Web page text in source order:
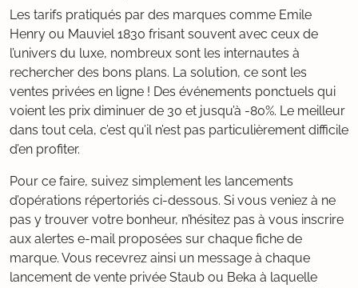
Les tarifs pratiqués par des marques comme Emile
Henry ou Mauviel 1830 frisant souvent avec ceux de
l’univers du luxe, nombreux sont les internautes à
rechercher des bons plans. La solution, ce sont les
ventes privées en ligne ! Des événements ponctuels qui
voient les prix diminuer de 30 et jusqu’à -80%. Le meilleur
dans tout cela, c’est qu’il n’est pas particulièrement difficile
d’en profiter.
Pour ce faire, suivez simplement les lancements
d’opérations répertoriés ci-dessous. Si vous veniez à ne
pas y trouver votre bonheur, n’hésitez pas à vous inscrire
aux alertes e-mail proposées sur chaque fiche de
marque. Vous recevrez ainsi un message à chaque
lancement de vente privée Staub ou Beka à laquelle